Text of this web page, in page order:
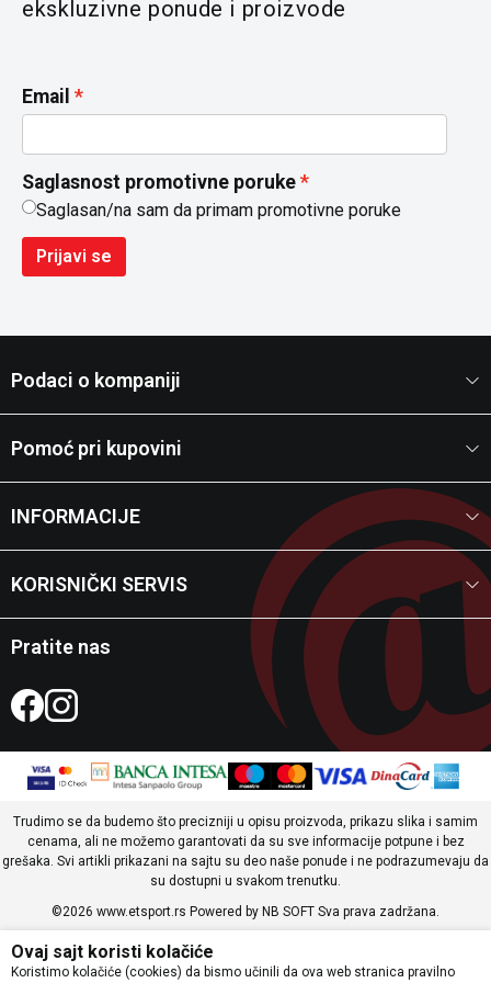
ekskluzivne ponude i proizvode
Email
Saglasnost promotivne poruke
Saglasan/na sam da primam promotivne poruke
Prijavi se
Podaci o kompaniji
Pomoć pri kupovini
INFORMACIJE
KORISNIČKI SERVIS
Pratite nas
Trudimo se da budemo što precizniji u opisu proizvoda, prikazu slika i samim
cenama, ali ne možemo garantovati da su sve informacije potpune i bez
grešaka. Svi artikli prikazani na sajtu su deo naše ponude i ne podrazumevaju da
su dostupni u svakom trenutku.
©2026 www.etsport.rs Powered by NB SOFT Sva prava zadržana.
Ovaj sajt koristi kolačiće
Koristimo kolačiće (cookies) da bismo učinili da ova web stranica pravilno